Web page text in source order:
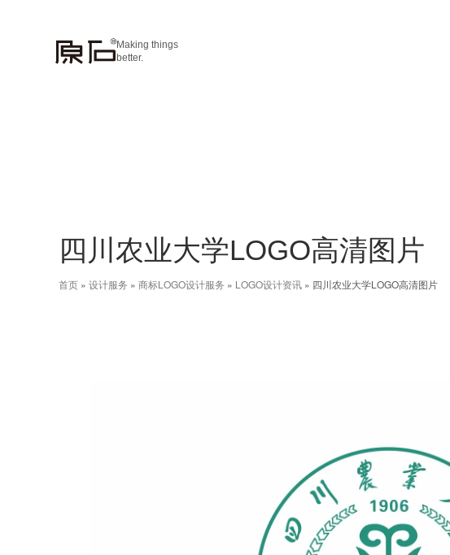
Making things
better.
四川农业大学LOGO高清图片
首页 » 设计服务 » 商标LOGO设计服务 » LOGO设计资讯 » 四川农业大学LOGO高清图片